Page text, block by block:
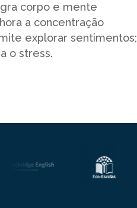
corpo e mente
a concentração
explorar sentimentos;
o stress.